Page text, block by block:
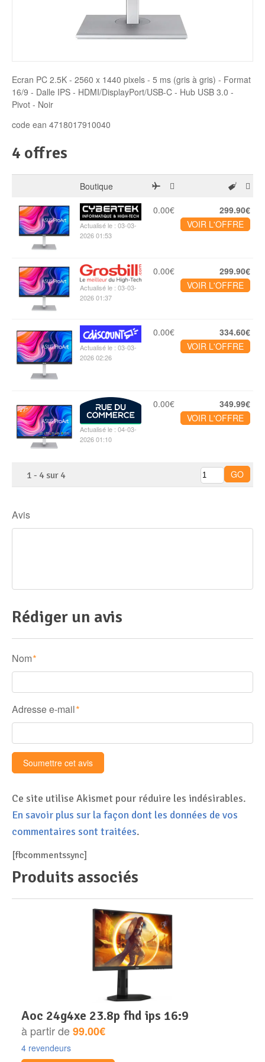
Ecran PC 2.5K - 2560 x 1440 pixels - 5 ms (gris à gris) - Format
16/9 - Dalle IPS - HDMI/DisplayPort/USB-C - Hub USB 3.0 -
Pivot - Noir
code ean 4718017910040
4 offres
Boutique
Actualisé le : 03-03-
2026 01:53
0.00€
299.90€
VOIR L'OFFRE
Actualisé le : 03-03-
2026 01:37
0.00€
299.90€
VOIR L'OFFRE
Actualisé le : 03-03-
2026 02:26
0.00€
334.60€
VOIR L'OFFRE
Actualisé le : 04-03-
2026 01:10
0.00€
349.99€
VOIR L'OFFRE
1 - 4 sur 4
Avis
Rédiger un avis
Nom *
Adresse e-mail *
Ce site utilise Akismet pour réduire les indésirables.
En savoir plus sur la façon dont les données de vos
commentaires sont traitées.
[fbcommentssync]
Produits associés
aoc 24g4xe 23.8p fhd ips 16:9
à partir de99.00€
4 revendeurs